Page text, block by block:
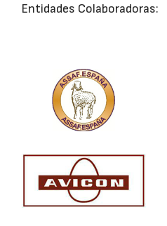
Entidades Colaboradoras: